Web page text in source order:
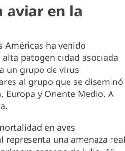
aviar en la
Américas ha venido
patogenicidad asociada
un grupo de virus
al grupo que se diseminó
Europa y Oriente Medio. A
en aves
representa una amenaza real